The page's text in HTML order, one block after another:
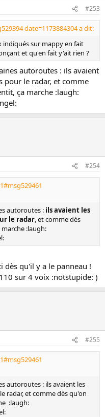
#253
date=1173884304 a dit:
indiqués sur mappy en fait
et qu'en fait y'ait rien ?
autoroutes : ils avaient
pour le radar, et comme
ça marche :laugh:
#254
autoroutes : ils avaient les
le radar, et comme dès
:laugh:
dès qu'il y a le panneau !
sur 4 voix :notstupide: )
#255
autoroutes : ils avaient les
radar, et comme dès qu'on
:laugh: